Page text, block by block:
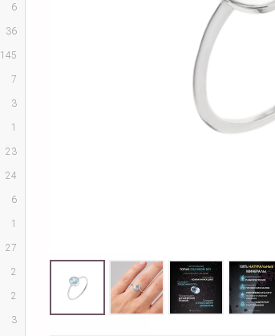
6
36
145
7
3
1
23
24
6
1
27
2
2
3